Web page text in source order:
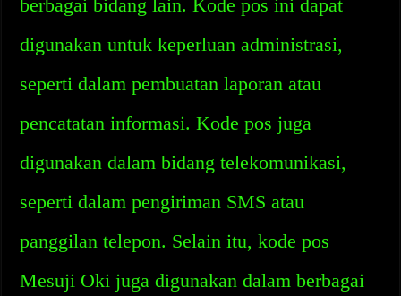
berbagai bidang lain. Kode pos ini dapat
digunakan untuk keperluan administrasi,
seperti dalam pembuatan laporan atau
pencatatan informasi. Kode pos juga
digunakan dalam bidang telekomunikasi,
seperti dalam pengiriman SMS atau
panggilan telepon. Selain itu, kode pos
Mesuji Oki juga digunakan dalam berbagai